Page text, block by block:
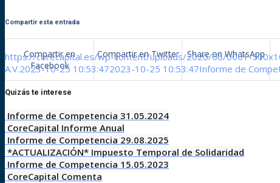
Compartir esta entrada
Compartir en
Facebook
Compartir en Twitter Share on WhatsApp
https://corecapital.es/wp-content/uploads/2020/06/0001-
A.V.2023-10-25 10:53:472023-10-25 10:53:47Informe de
Quizás te interese
Informe de Competencia 31.05.2024
CoreCapital Informe Anual
Informe de Competencia 29.08.2025
*ACTUALIZACIÓN* Impuesto Temporal de Solidaridad
Informe de Competencia 15.05.2023
CoreCapital Comenta